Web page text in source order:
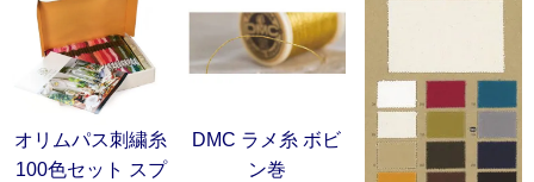
オリムパス刺繍糸
100色セット スプ
DMC ラメ糸 ボビ
ン巻